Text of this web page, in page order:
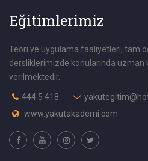
Eğitimlerimiz
Teori ve uygulama faaliyetleri, tam
dersliklerimizde konularında
verilmektedir.
444 5 418
www.yakutakademi.com